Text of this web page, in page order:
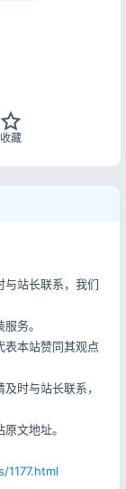
收藏
站长联系，我们
务。
本站赞同其观点
时与站长联系，
文地址。